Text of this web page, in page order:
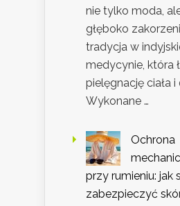
nie tylko moda,
głęboko
tradycja w
medycynie, która
pielęgnację ciała i
Wykonane …
Ochrona
przy rumieniu: jak
zabezpieczyć